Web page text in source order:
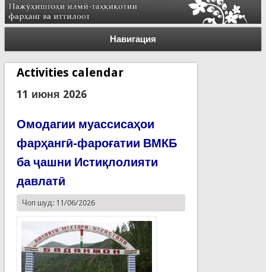
Навигация
Activities calendar
11 июня 2026
Омодагии муассисаҳои
фарҳангӣ-фароғатии ВМКБ
ба ҷашни Истиқлолияти
давлатӣ
Чоп шуд: 11/06/2026